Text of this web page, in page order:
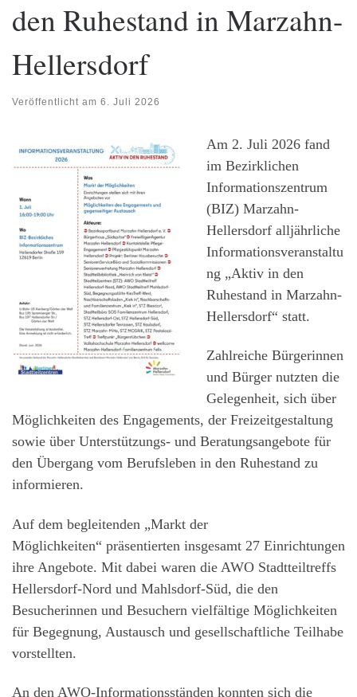
den Ruhestand in Marzahn-
Hellersdorf
Veröffentlicht am 6. Juli 2026
Am 2. Juli 2026 fand
im Bezirklichen
Informationszentrum
(BIZ) Marzahn-
Hellersdorf alljährliche
Informationsveranstaltu
ng „Aktiv in den
Ruhestand in Marzahn-
Hellersdorf“ statt.
Zahlreiche Bürgerinnen
und Bürger nutzten die
Gelegenheit, sich über
Möglichkeiten des Engagements, der Freizeitgestaltung
sowie über Unterstützungs- und Beratungsangebote für
den Übergang vom Berufsleben in den Ruhestand zu
informieren.
Auf dem begleitenden „Markt der
Möglichkeiten“ präsentierten insgesamt 27 Einrichtungen
ihre Angebote. Mit dabei waren die AWO Stadtteiltreffs
Hellersdorf-Nord und Mahlsdorf-Süd, die den
Besucherinnen und Besuchern vielfältige Möglichkeiten
für Begegnung, Austausch und gesellschaftliche Teilhabe
vorstellten.
An den AWO-Informationsständen konnten sich die